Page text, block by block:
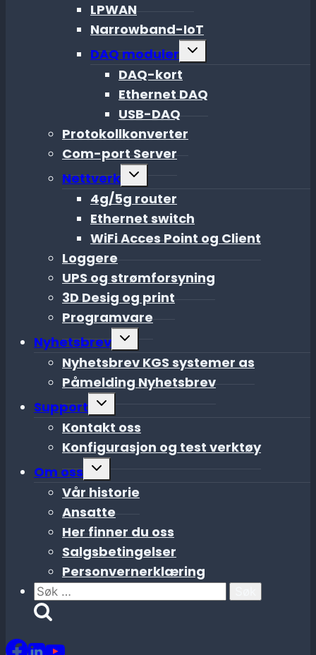
LPWAN
Narrowband-IoT
DAQ moduler
Toggle
DAQ-kort
Ethernet DAQ
USB-DAQ
Protokollkonverter
Com-port Server
Nettverk
Toggle
4g/5g router
Ethernet switch
WiFi Acces Point og Client
Loggere
UPS og strømforsyning
3D Desig og print
Programvare
Nyhetsbrev
Toggle
Nyhetsbrev KGS systemer as
Påmelding Nyhetsbrev
Support
Toggle
menu
Kontakt oss
Konfigurasjon og test verktøy
Om oss
Toggle
menu
Vår historie
Ansatte
Her finner du oss
Salgsbetingelser
Personvernerklæring
Søk
etter: